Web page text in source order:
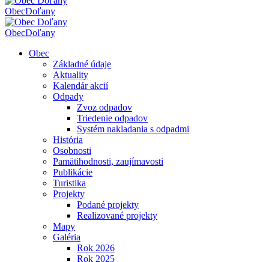
ObecDoľany
ObecDoľany
Obec
Základné údaje
Aktuality
Kalendár akcií
Odpady
Zvoz odpadov
Triedenie odpadov
Systém nakladania s odpadmi
História
Osobnosti
Pamätihodnosti, zaujímavosti
Publikácie
Turistika
Projekty
Podané projekty
Realizované projekty
Mapy
Galéria
Rok 2026
Rok 2025